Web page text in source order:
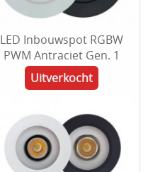
LED Inbouwspot RGBW
PWM Antraciet Gen. 1
Uitverkocht